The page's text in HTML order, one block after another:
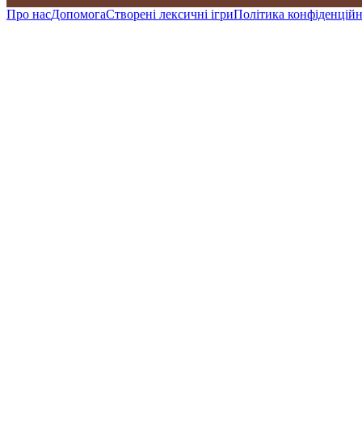
Про насДопомогаСтворені лексичні ігриПолітика